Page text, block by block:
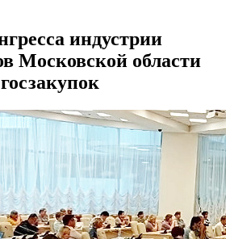
индустрии
Московской области